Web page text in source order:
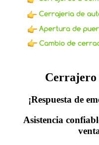
Cerrajero
¡Respuesta de
Asistencia